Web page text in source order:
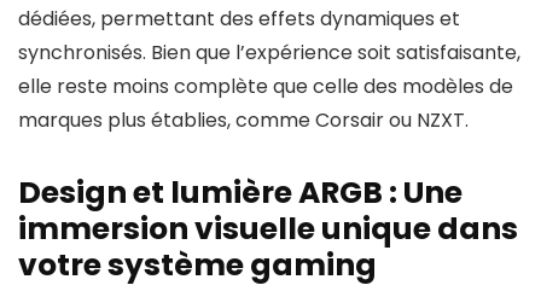
dédiées, permettant des effets dynamiques et
synchronisés. Bien que l’expérience soit satisfaisante,
elle reste moins complète que celle des modèles de
marques plus établies, comme Corsair ou NZXT.
Design et lumière ARGB : Une
immersion visuelle unique dans
votre système gaming